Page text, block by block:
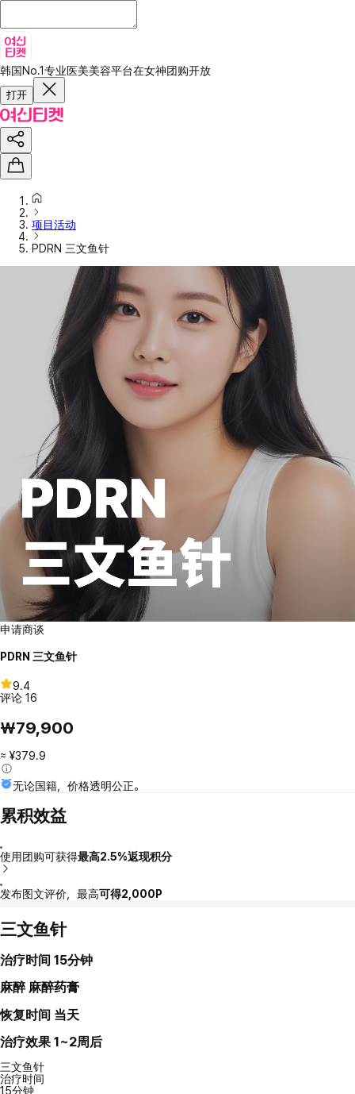
韩国No.1专业医美美容平台在女神团购开放
打开
项目活动
PDRN 三文鱼针
申请商谈
PDRN 三文鱼针
9.4
评论 16
₩79,900
≈ ¥379.9
无论国籍，价格透明公正。
累积效益
使用团购可获得最高2.5%返现积分
发布图文评价，最高可得2,000P
三文鱼针
治疗时间 15分钟
麻醉 麻醉药膏
恢复时间 当天
治疗效果 1~2周后
三文鱼针
治疗时间
15分钟